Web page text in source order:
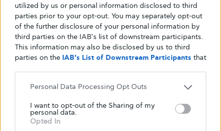
utilized by us or personal information disclosed to third
parties prior to your opt-out. You may separately opt-out
of the further disclosure of your personal information by
third parties on the IAB’s list of downstream participants.
This information may also be disclosed by us to third
parties on the IAB’s List of Downstream Participants that
Personal Data Processing Opt Outs
I want to opt-out of the Sharing of my
personal data.
Opted In
είμαι εγώ. Όμως, χαίρομαι πολύ που θα
μοιραστώ αυτά τα πράγματα, γιατί πιστεύω ότι
το πολύ οικείο ύφος του σεναρίου θα
επιτρέψει σε νεαρές κοπέλες να ταυτιστούν,
ακόμη και αν δεν έχουν διαβήτη τύπου 1.Το
Quarter (ένα τέταρτο) είναι μια ταινία για μια
νεαρή εικοσάχρονη κοπέλα, που περνά κρίση
και τυχαίνει να πάσχει από διαβήτη τύπου 1.
μάθημα που έχει να της διδάξει η πορεία της